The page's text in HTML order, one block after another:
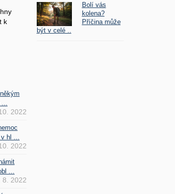
k
2022
hl ...
2022
...
8. 2022
Bolí vás
kolena?
Příčina může
být v celé ..